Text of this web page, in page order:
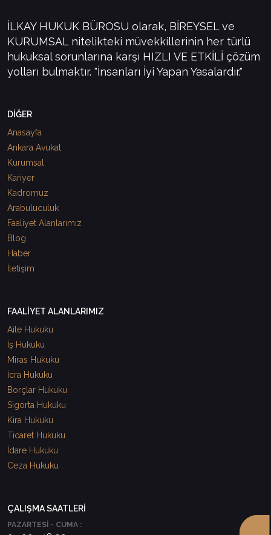
İLKAY HUKUK BÜROSU olarak, BİREYSEL ve
KURUMSAL nitelikteki müvekkillerinin her türlü
hukuksal sorunlarına karşı HIZLI VE ETKİLİ çözüm
yolları bulmaktır. "İnsanları İyi Yapan Yasalardır."
DİĞER
Anasayfa
Ankara Avukat
Kurumsal
Kariyer
Kadromuz
Arabuluculuk
Faaliyet Alanlarımız
Blog
Haber
İletişim
FAALİYET ALANLARIMIZ
Aile Hukuku
İş Hukuku
Miras Hukuku
İcra Hukuku
Borçlar Hukuku
Sigorta Hukuku
Kira Hukuku
Ticaret Hukuku
İdare Hukuku
Ceza Hukuku
ÇALIŞMA SAATLERİ
PAZARTESİ - CUMA :